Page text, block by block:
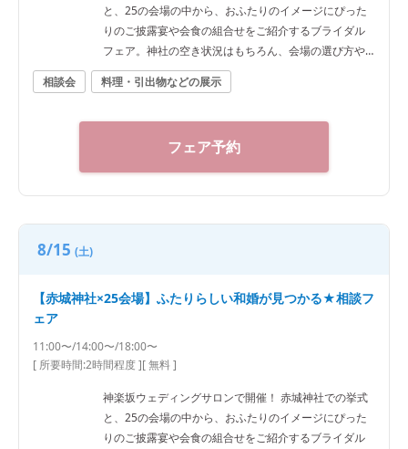
と、25の会場の中から、おふたりのイメージにぴった
りのご披露宴や会食の組合せをご紹介するブライダル
フェア。神社の空き状況はもちろん、会場の選び方や
予算など、ご希望に合わせた“和”の結婚式をご提案いた
します。神社結婚式のプロに何でもご相談下さい！ ◆
0～20：00（火曜定休） 【アクセス】 JR線「飯田橋
駅」西口徒歩3分／東京メトロ東西線・有楽町線・南北
相談会 料理・引出物などの展示
フェア予約
8/15 (土)
【赤城神社×25会場】ふたりらしい和婚が見つかる★相談フ
ェア
11:00〜/14:00〜/18:00〜
[ 所要時間:2時間程度][ 無料 ]
神楽坂ウェディングサロンで開催！ 赤城神社での挙式
と、25の会場の中から、おふたりのイメージにぴった
りのご披露宴や会食の組合せをご紹介するブライダル